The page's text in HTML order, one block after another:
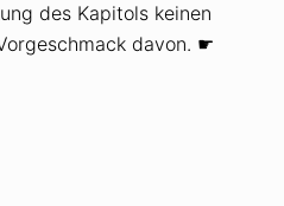
des Kapitols keinen
davon. ☛